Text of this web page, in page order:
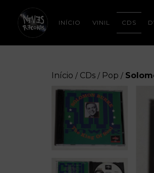
INÍCIO VINIL CDS
Início / CDs / Pop /